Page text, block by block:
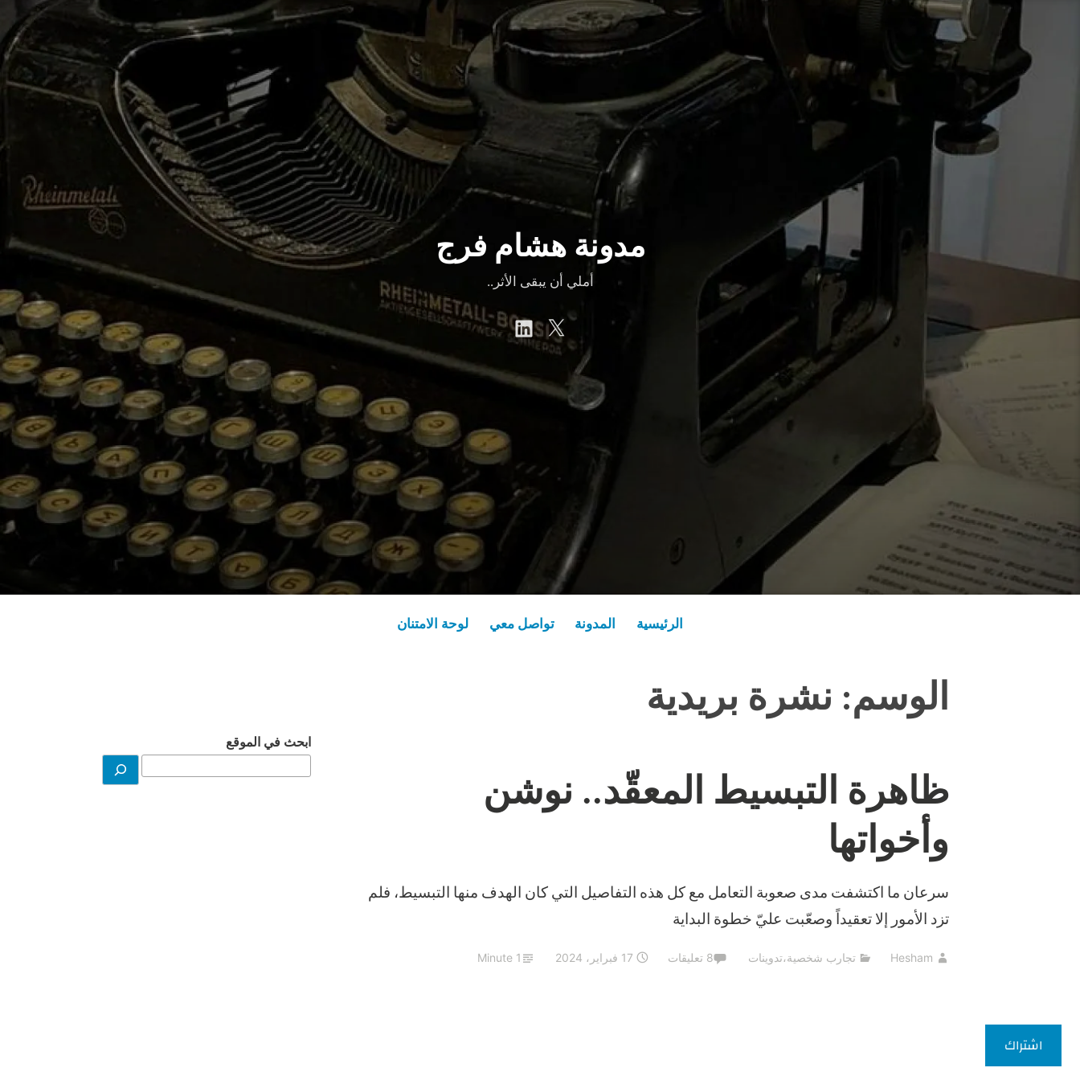
مدونة هشام فرج
أملي أن يبقى الأثر..
Twitter
linkedin
الرئيسية المدونة تواصل معي لوحة الامتنان
الوسم: نشرة بريدية
ظاهرة التبسيط المعقّد.. نوشن
وأخواتها
سرعان ما اكتشفت مدى صعوبة التعامل مع كل هذه التفاصيل التي كان الهدف منها التبسيط، فلم
تزد الأمور إلا تعقيداً وصعّبت عليّ خطوة البداية
Hesham تجارب شخصية،تدوينات 8 تعليقات 17 فبراير، 2024 1 Minute
ابحث في الموقع
اشتراك